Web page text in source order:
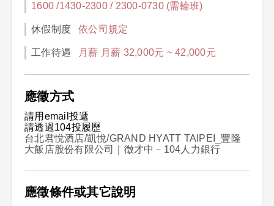
1600 /1430-2300 / 2300-0730 (需輪班)
休假制度 依公司規定
工作待遇 月薪 月薪 32,000元 ~ 42,000元
應徵方式
請用email投遞
請透過104投履歷
台北君悅酒店/凱悅/GRAND HYATT TAIPEI_豐隆
大飯店股份有限公司｜徵才中－104人力銀行
應徵條件或其它說明